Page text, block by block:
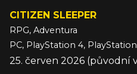
CITIZEN SLEEPER
RPG, Adventura
PC, PlayStation 4,
25. červen 2026 (původní